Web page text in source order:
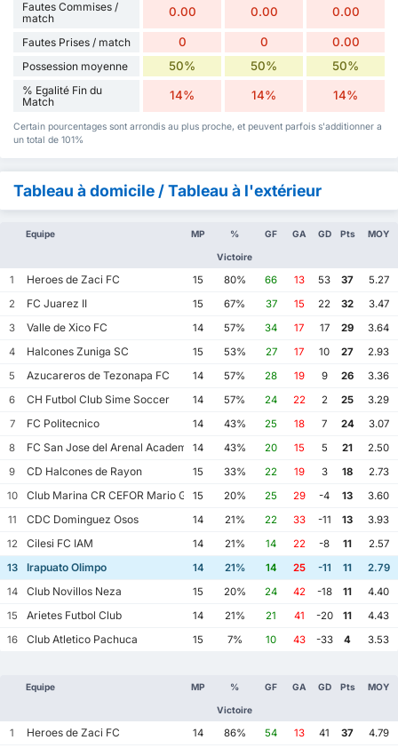
Fautes Commises /
match
0.00 0.00 0.00
Fautes Prises / match 0 0 0.00
Possession moyenne 50% 50% 50%
% Egalité Fin du
Match
14% 14% 14%
Certain pourcentages sont arrondis au plus proche, et peuvent parfois s'additionner a
un total de 101%
Tableau à domicile / Tableau à l'extérieur
Equipe MP %
Victoire
GF GA GD Pts MOY
1 Heroes de Zaci FC 15 80% 66 13 53 37
5.27
2
FC Juarez II 15 67% 37 15 22 32
3.47
3
Valle de Xico FC 14 57% 34 17 17 29
3.64
4
Halcones Zuniga SC 15 53% 27 17 10 27
2.93
5
Azucareros de Tezonapa FC 14 57% 28 19 9 26
3.36
6
CH Futbol Club Sime Soccer 14 57% 24 22 2 25
3.29
7
FC Politecnico 14 43% 25 18 7 24
3.07
8
FC San Jose del Arenal Academia America Leyendas
14 43% 20 15 5 21
2.50
9
CD Halcones de Rayon 15 33% 22 19 3 18
2.73
10
Club Marina CR CEFOR Mario Galvez
15 20% 25 29 -4 13
3.60
11
CDC Dominguez Osos 14 21% 22 33 -11 13
3.93
12
Cilesi FC IAM 14 21% 14 22 -8 11
2.57
13
Irapuato Olimpo 14 21% 14 25 -11 11
2.79
14
Club Novillos Neza 15 20% 24 42 -18 11
4.40
15
Arietes Futbol Club 14 21% 21 41 -20 11
4.43
16
Club Atletico Pachuca 15 7% 10 43 -33 4 3.53
Equipe MP %
Victoire
GF GA GD Pts MOY
1 Heroes de Zaci FC 14 86% 54 13 41 37
4.79